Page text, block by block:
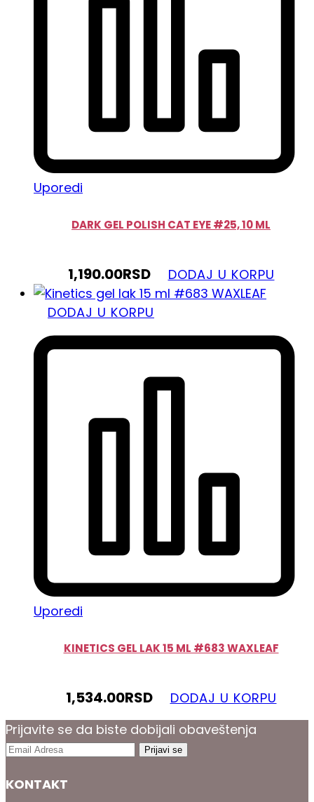
Uporedi
DARK GEL POLISH CAT EYE #25, 10 ML
1,190.00RSD DODAJ U KORPU
DODAJ U KORPU
Uporedi
KINETICS GEL LAK 15 ML #683 WAXLEAF
1,534.00RSD
DODAJ U KORPU
Prijavite se da biste dobijali obaveštenja
KONTAKT